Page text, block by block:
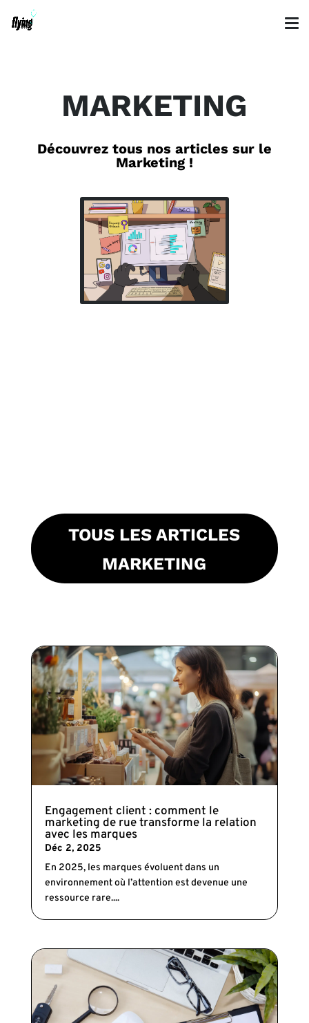
MARKETING
Découvrez tous nos articles sur le
Marketing !
TOUS LES ARTICLES
MARKETING
Engagement client : comment le
marketing de rue transforme la relation
avec les marques
Déc 2, 2025
En 2025, les marques évoluent dans un
environnement où l’attention est devenue une
ressource rare....